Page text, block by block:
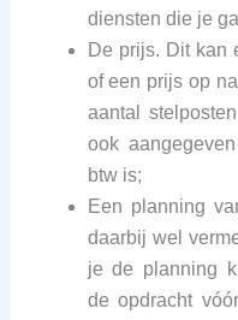
diensten die je
De prijs. Dit kan
of een prijs op
aantal
ook
btw is;
Een planning
daarbij wel
je de planning
de opdracht